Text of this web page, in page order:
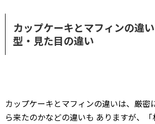
カップケーキとマフィンの違
型・見た目の違い
カップケーキとマフィンの違いは、厳密
ら来たのかなどの違いも ありますが、「